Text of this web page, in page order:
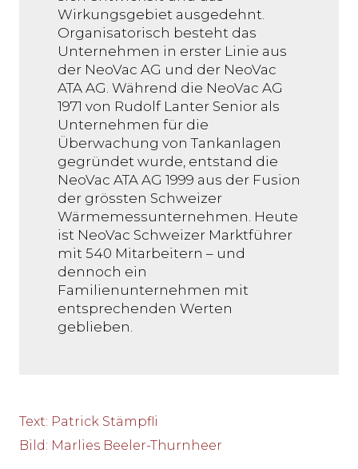
Wirkungsgebiet ausgedehnt.
Organisatorisch besteht das
Unternehmen in erster Linie aus
der NeoVac AG und der NeoVac
ATA AG. Während die NeoVac AG
1971 von Rudolf Lanter Senior als
Unternehmen für die
Überwachung von Tankanlagen
gegründet wurde, entstand die
NeoVac ATA AG 1999 aus der Fusion
der grössten Schweizer
Wärmemessunternehmen. Heute
ist NeoVac Schweizer Marktführer
mit 540 Mitarbeitern – und
dennoch ein
Familienunternehmen mit
entsprechenden Werten
geblieben.
Text: Patrick Stämpfli
Bild: Marlies Beeler-Thurnheer